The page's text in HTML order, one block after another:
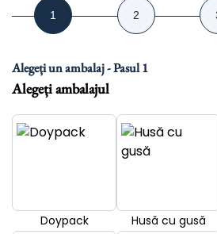
Alegeți un ambalaj - Pasul 1
Alegeți ambalajul
Doypack Husă cu gusă